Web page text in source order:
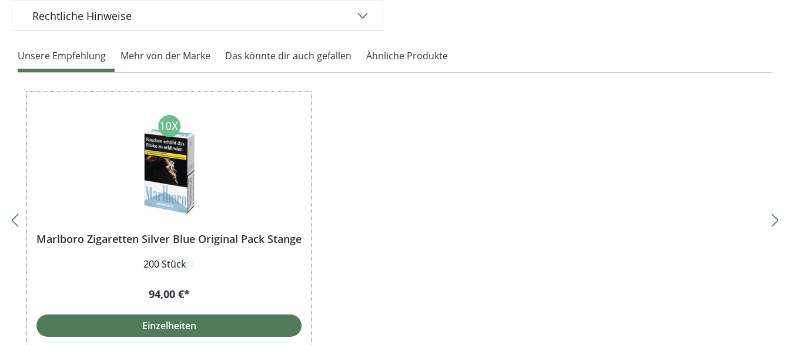
Rechtliche Hinweise
Unsere Empfehlung Mehr von der Marke Das könnte dir auch gefallen Ähnliche Produkte
Produktgalerie überspringen
Marlboro Zigaretten Silver Blue Original Pack Stange
200 Stück
94,00 €*
Einzelheiten